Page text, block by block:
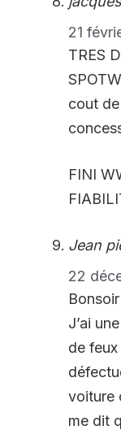
21
TRES
cout
FINI
Jean
22
Bonsoir
J’ai
de
voiture
me dit